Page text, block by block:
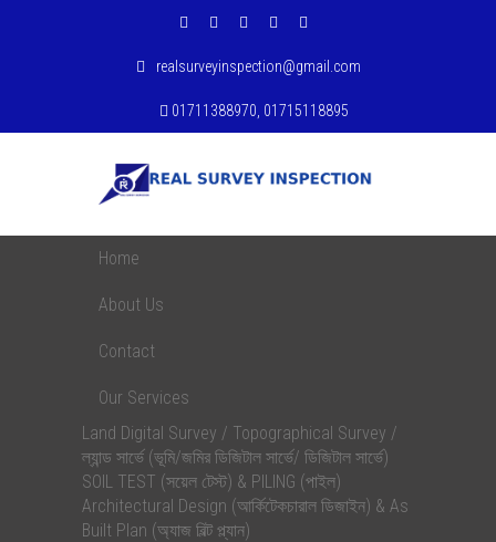
realsurveyinspection@gmail.com
01711388970, 01715118895
Home
About Us
Contact
Our Services
Land Digital Survey / Topographical Survey /
ল্যান্ড সার্ভে (ভূমি/জমির ডিজিটাল সার্ভে/ ডিজিটাল সার্ভে)
SOIL TEST (সয়েল টেস্ট) & PILING (পাইল)
Architectural Design (আর্কিটেকচারাল ডিজাইন) & As
Built Plan (অ্যাজ বিল্ট প্ল্যান)